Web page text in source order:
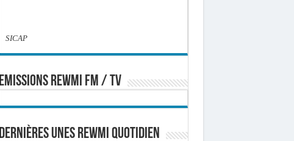
SICAP
EMISSIONS REWMI FM / TV
Dernières Unes Rewmi Quotidien